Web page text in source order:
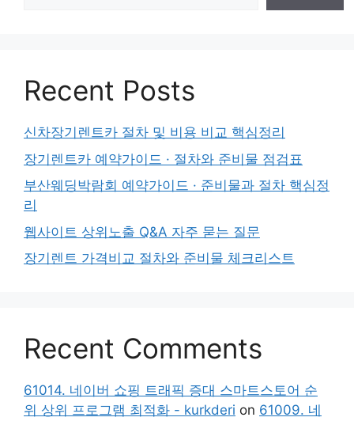
Recent Posts
신차장기렌트카 절차 및 비용 비교 핵심정리
장기렌트카 예약가이드 · 절차와 준비물 점검표
부산웨딩박람회 예약가이드 · 준비물과 절차 핵심정
리
웹사이트 상위노출 Q&A 자주 묻는 질문
장기렌트 가격비교 절차와 준비물 체크리스트
Recent Comments
61014. 네이버 쇼핑 트래픽 증대 스마트스토어 순
위 상위 프로그램 최적화 - kurkderi on 61009. 네